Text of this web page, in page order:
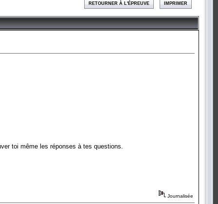
RETOURNER À L'ÉPREUVE IMPRIMER
toi même les réponses à tes questions.
Journalisée